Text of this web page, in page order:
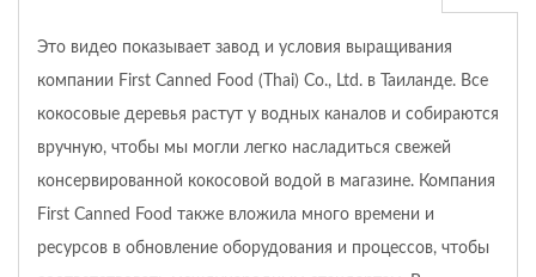
Это видео показывает завод и условия выращивания
компании First Canned Food (Thai) Co., Ltd. в Таиланде. Все
кокосовые деревья растут у водных каналов и собираются
вручную, чтобы мы могли легко насладиться свежей
консервированной кокосовой водой в магазине. Компания
First Canned Food также вложила много времени и
ресурсов в обновление оборудования и процессов, чтобы